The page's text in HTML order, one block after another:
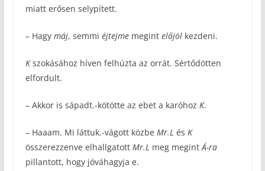
miatt erősen selypített.
– Hagy máj, semmi éjtejmemegint előjöl kezdeni.
Kszokásához híven felhúzta az orrát. Sértődötten
elfordult.
– Akkor is sápadt.-kötötte az ebet a karóhoz K.
– Haaam. Mi láttuk.-vágott közbe Mr.L és K
összerezzenve elhallgatott Mr.L meg megint Á-ra
pillantott, hogy jóváhagyja e.